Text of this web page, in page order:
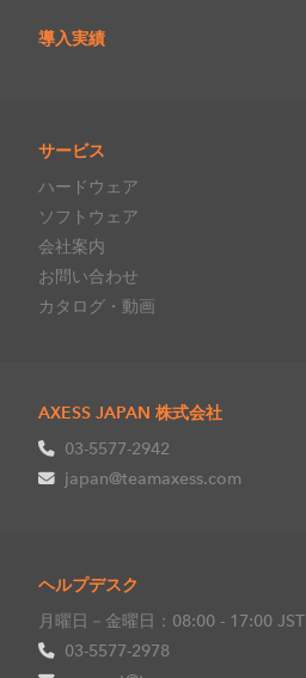
導入実績
サービス
ハードウェア
ソフトウェア
会社案内
お問い合わせ
カタログ・動画
AXESS JAPAN 株式会社
03-5577-2942
japan@teamaxess.com
ヘルプデスク
月曜日－金曜日：08:00 - 17:00 JST
03-5577-2978